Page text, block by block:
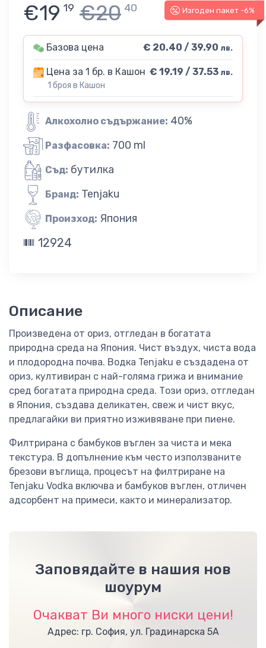
Изгоден пакет -6%
€19 19 €20 40
Базова цена € 20.40 / 39.90 лв.
Цена за 1 бр. в Кашон
1 броя в Кашон
€ 19.19 / 37.53 лв.
Алкохолно съдържание: 40%
Разфасовка: 700 ml
Съд: бутилка
Бранд: Tenjaku
Произход: Япония
12924
Описание
Произведена от ориз, отгледан в богатата
природна среда на Япония. Чист въздух, чиста вода
и плодородна почва. Водка Tenjaku е създадена от
ориз, култивиран с най-голяма грижа и внимание
сред богатата природна среда. Този ориз, отгледан
в Япония, създава деликатен, свеж и чист вкус,
предлагайки ви приятно изживяване при пиене.
Филтрирана с бамбуков въглен за чиста и мека
текстура. В допълнение към често използваните
брезови въглища, процесът на филтриране на
Tenjaku Vodka включва и бамбуков въглен, отличен
адсорбент на примеси, както и минерализатор.
Заповядайте в нашия нов
шоурум
Очакват Ви много ниски цени!
Адрес: гр. София, ул. Градинарска 5А